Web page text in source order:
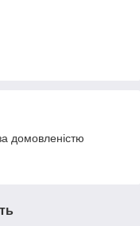
домовленістю